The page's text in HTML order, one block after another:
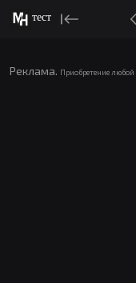
тест
Реклама. Приобретение любой